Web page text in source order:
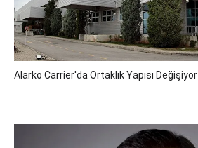
Alarko Carrier'da Ortaklık Yapısı Değişiyor